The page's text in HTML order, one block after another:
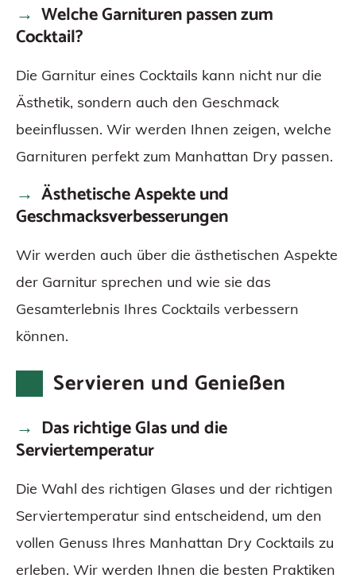
Welche Garnituren passen zum
Cocktail?
Die Garnitur eines Cocktails kann nicht nur die
Ästhetik, sondern auch den Geschmack
beeinflussen. Wir werden Ihnen zeigen, welche
Garnituren perfekt zum Manhattan Dry passen.
Ästhetische Aspekte und
Geschmacksverbesserungen
Wir werden auch über die ästhetischen Aspekte
der Garnitur sprechen und wie sie das
Gesamterlebnis Ihres Cocktails verbessern
können.
Servieren und Genießen
Das richtige Glas und die
Serviertemperatur
Die Wahl des richtigen Glases und der richtigen
Serviertemperatur sind entscheidend, um den
vollen Genuss Ihres Manhattan Dry Cocktails zu
erleben. Wir werden Ihnen die besten Praktiken